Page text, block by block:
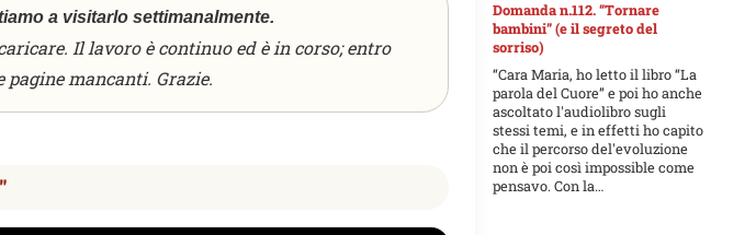
a visitarlo settimanalmente.
Il lavoro è continuo ed è in corso; entro
mancanti. Grazie.
Domanda n.112. “Tornare
bambini” (e il segreto del
sorriso)
“Cara Maria, ho letto il libro “La
parola del Cuore” e poi ho anche
ascoltato l'audiolibro sugli
stessi temi, e in effetti ho capito
che il percorso del'evoluzione
non è poi così impossible come
pensavo. Con la…